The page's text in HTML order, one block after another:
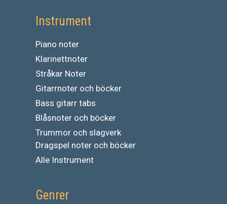
Instrument
Piano noter
Klarinettnoter
Stråkar Noter
Gitarrnoter och böcker
Bass gitarr tabs
Blåsnoter och böcker
Trummor och slagverk
Dragspel noter och böcker
Alle Instrument
Genrer